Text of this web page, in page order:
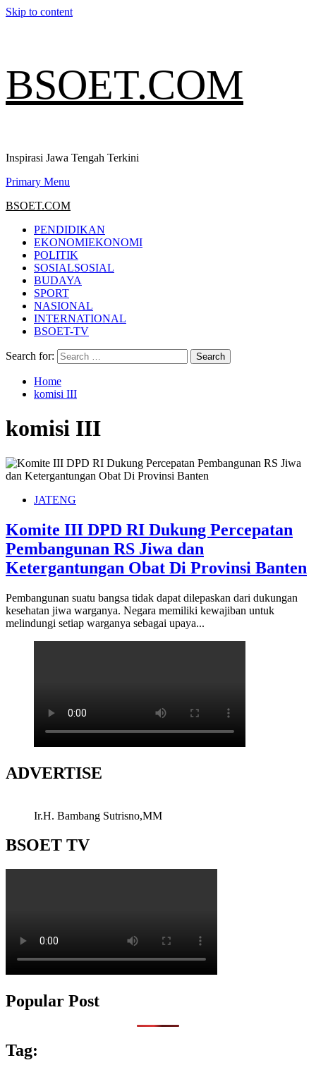
Skip to content
BSOET.COM
Inspirasi Jawa Tengah Terkini
Primary Menu
BSOET.COM
PENDIDIKAN
EKONOMIEKONOMI
POLITIK
SOSIALSOSIAL
BUDAYA
SPORT
NASIONAL
INTERNATIONAL
BSOET-TV
Search for:
Home
komisi III
komisi III
JATENG
Komite III DPD RI Dukung Percepatan
Pembangunan RS Jiwa dan
Ketergantungan Obat Di Provinsi Banten
Pembangunan suatu bangsa tidak dapat dilepaskan dari dukungan
kesehatan jiwa warganya. Negara memiliki kewajiban untuk
melindungi setiap warganya sebagai upaya...
ADVERTISE
Ir.H. Bambang Sutrisno,MM
BSOET TV
Popular Post
Tag: